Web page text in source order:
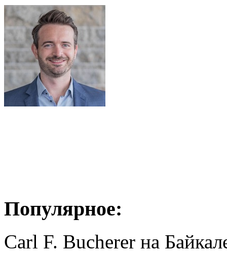
Популярное:
Carl F. Bucherer на